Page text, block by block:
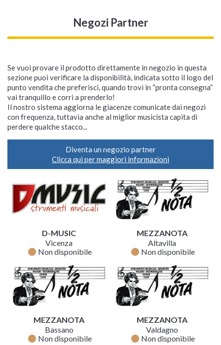
Negozi Partner
Se vuoi provare il prodotto direttamente in negozio in questa
sezione puoi verificare la disponibilità, indicata sotto il logo del
punto vendita che preferisci, quando trovi in “pronta consegna”
vai tranquillo e corri a prenderlo!
Il nostro sistema aggiorna le giacenze comunicate dai negozi
con frequenza, tuttavia anche al miglior musicista capita di
perdere qualche stacco...
Diventa un negozio partner
Clicca qui per maggiori informazioni
D-MUSIC
Vicenza
fiber_manual_record Non disponibile
MEZZANOTA
Altavilla
fiber_manual_record Non disponibile
MEZZANOTA
Bassano
fiber_manual_record Non disponibile
MEZZANOTA
Valdagno
fiber_manual_record Non disponibile